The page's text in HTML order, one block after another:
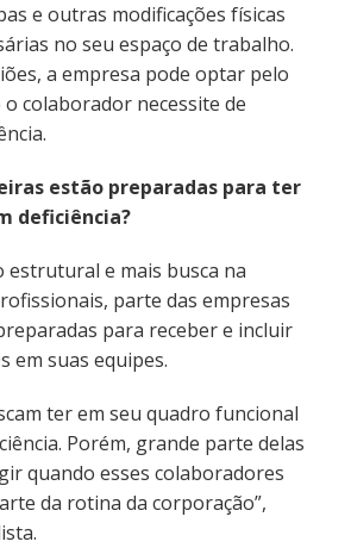
e outras modificações físicas
no seu espaço de trabalho.
a empresa pode optar pelo
colaborador necessite de
estão preparadas para ter
deficiência?
estrutural e mais busca na
parte das empresas
para receber e incluir
em suas equipes.
ter em seu quadro funcional
Porém, grande parte delas
quando esses colaboradores
da rotina da corporação”,